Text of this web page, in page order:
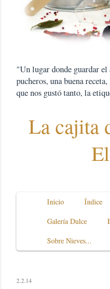
"Un lugar donde guardar el
pucheros, una buena
que nos gustó tanto, la
La cajita
Inicio Índice
Galería Dulce
Sobre Nieves...
2.2.14